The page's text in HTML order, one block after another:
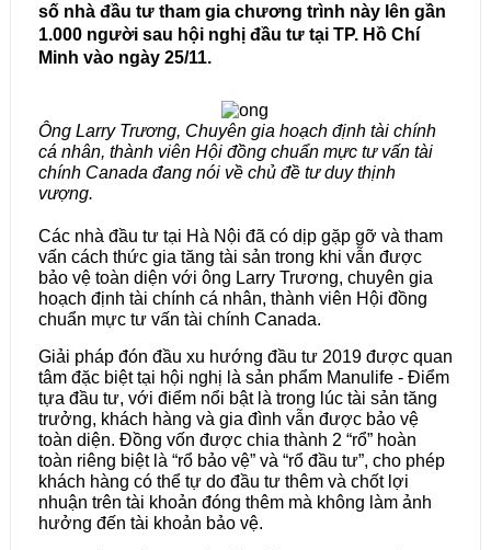
số nhà đầu tư tham gia chương trình này lên gần
1.000 người sau hội nghị đầu tư tại TP. Hồ Chí
Minh vào ngày 25/11.
Ông Larry Trương, Chuyên gia hoạch định tài chính
cá nhân, thành viên Hội đồng chuẩn mực tư vấn tài
chính Canada đang nói về chủ đề tư duy thịnh
vượng.
Các nhà đầu tư tại Hà Nội đã có dịp gặp gỡ và tham
vấn cách thức gia tăng tài sản trong khi vẫn được
bảo vệ toàn diện với ông Larry Trương, chuyên gia
hoạch định tài chính cá nhân, thành viên Hội đồng
chuẩn mực tư vấn tài chính Canada.
Giải pháp đón đầu xu hướng đầu tư 2019 được quan
tâm đặc biệt tại hội nghị là sản phẩm Manulife - Điểm
tựa đầu tư, với điểm nổi bật là trong lúc tài sản tăng
trưởng, khách hàng và gia đình vẫn được bảo vệ
toàn diện. Đồng vốn được chia thành 2 “rổ” hoàn
toàn riêng biệt là “rổ bảo vệ” và “rổ đầu tư”, cho phép
khách hàng có thể tự do đầu tư thêm và chốt lợi
nhuận trên tài khoản đóng thêm mà không làm ảnh
hưởng đến tài khoản bảo vệ.